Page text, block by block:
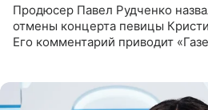
Продюсер Павел Рудченко
отмены концерта певицы
Его комментарий приводит